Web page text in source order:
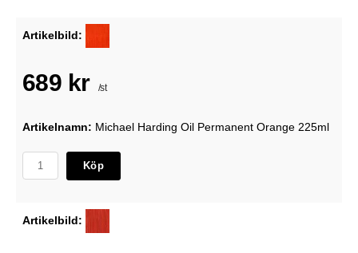
Artikelbild:
689 kr /st
Artikelnamn: Michael Harding Oil Permanent Orange 225ml
Köp
Artikelbild: